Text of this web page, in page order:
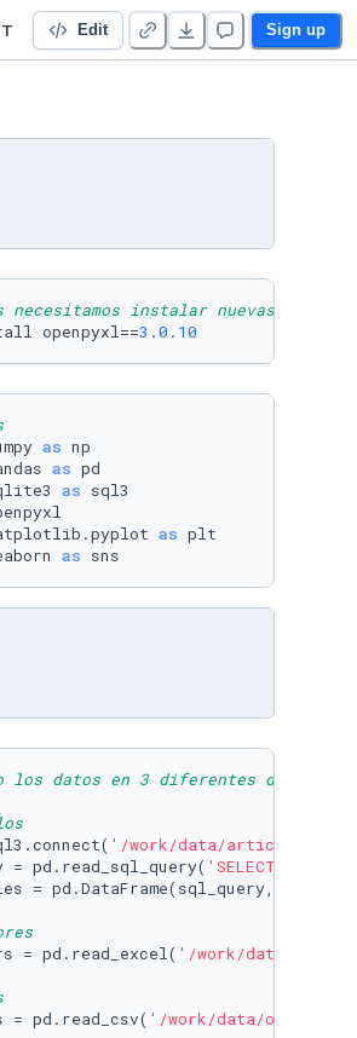
Edit Sign up
necesitamos instalar nuevas
openpyxl==3.0 .10
as
as
as
as
as sns
los datos en 3 diferentes
'/work/data/articles.db'
= pd.read_sql_query( 'SELECT *
= pd.DataFrame(sql_query,
= pd.read_excel( '/work/data/
= pd.read_csv( '/work/data/